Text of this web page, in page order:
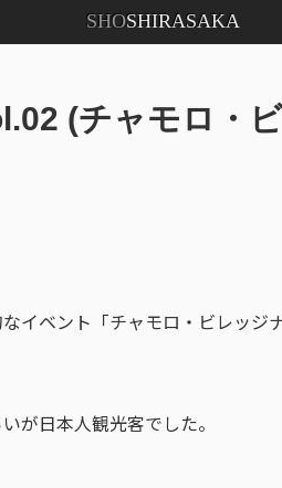
SHOSHIRASAKA
(チャモロ・
イベント「チャモロ・ビレッジ
が日本人観光客でした。